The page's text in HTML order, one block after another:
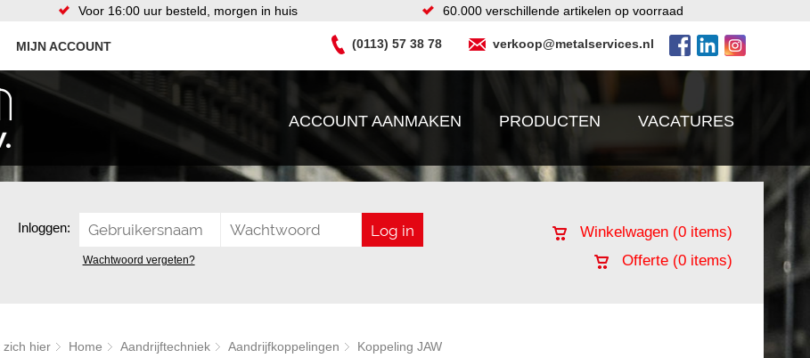
Voor 16:00 uur besteld, morgen in huis 60.000 verschillende artikelen op voorraad
MIJN ACCOUNT (0113) 57 38 78 verkoop@metalservices.nl
ACCOUNT AANMAKEN PRODUCTEN VACATURES
Inloggen:
Wachtwoord vergeten?
Winkelwagen (0 items)
Offerte (0 items)
zich hier Home Aandrijftechniek Aandrijfkoppelingen Koppeling JAW